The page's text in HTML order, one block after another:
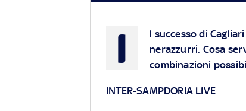
I
l successo di
nerazzurri. Cosa
combinazioni
INTER-SAMPDORIA LIVE